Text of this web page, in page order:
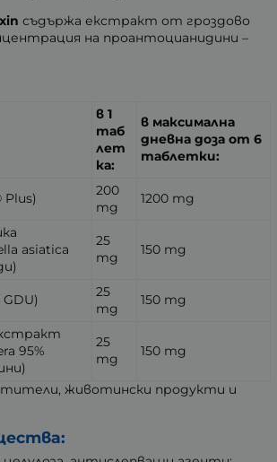
съдържа екстракт от гроздово
на проантоцианидини –
в 1
таб
лет
ка:
в максимална
дневна доза от 6
таблетки:
200
mg
1200 mg
asiatica
25
mg
150 mg
25
mg
150 mg
95%
25
mg
150 mg
животински продукти и